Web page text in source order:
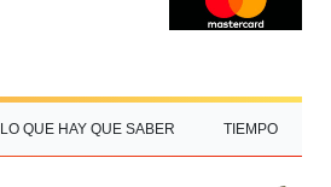
LO QUE HAY QUE SABER TIEMPO